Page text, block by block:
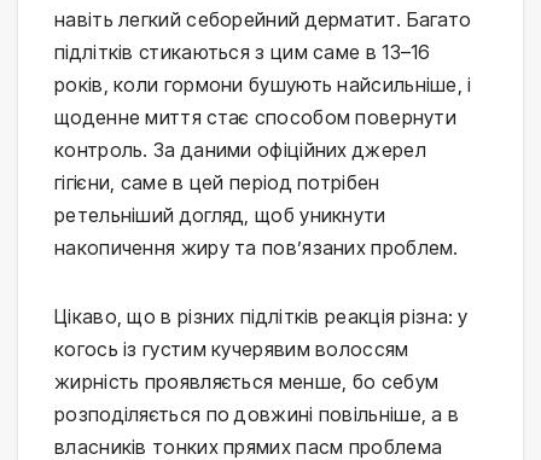
навіть легкий себорейний дерматит. Багато
підлітків стикаються з цим саме в 13–16
років, коли гормони бушують найсильніше, і
щоденне миття стає способом повернути
контроль. За даними офіційних джерел
гігієни, саме в цей період потрібен
ретельніший догляд, щоб уникнути
накопичення жиру та пов’язаних проблем.
Цікаво, що в різних підлітків реакція різна: у
когось із густим кучерявим волоссям
жирність проявляється менше, бо себум
розподіляється по довжині повільніше, а в
власників тонких прямих пасм проблема